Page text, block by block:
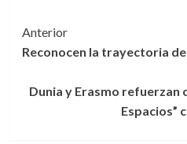
Navegación
de
entradas
Anterior
Reconocen la trayectoria
Dunia y Erasmo refuerzan
Espacios”